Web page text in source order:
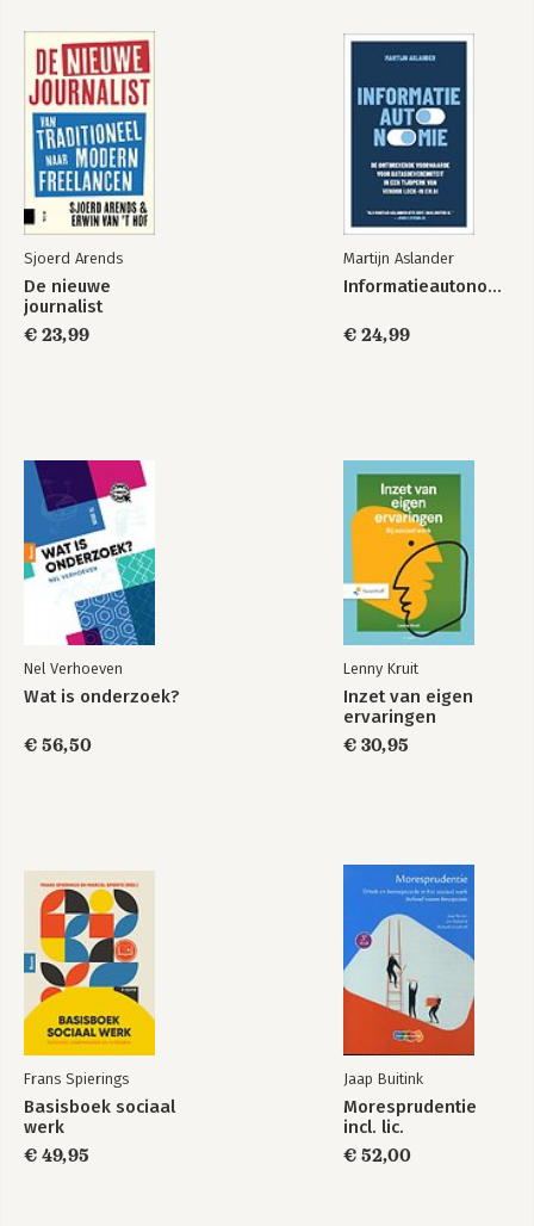
De nieuwe
journalist
Bekijk alle boeken
Sjoerd Arends
De nieuwe
journalist
€ 23,99
Martijn Aslander
Informatieautonomie
€ 24,99
Nel Verhoeven
Wat is onderzoek?
€ 56,50
Lenny Kruit
Inzet van eigen
ervaringen
€ 30,95
Frans Spierings
Basisboek sociaal
werk
€ 49,95
Jaap Buitink
Moresprudentie
incl. lic.
€ 52,00